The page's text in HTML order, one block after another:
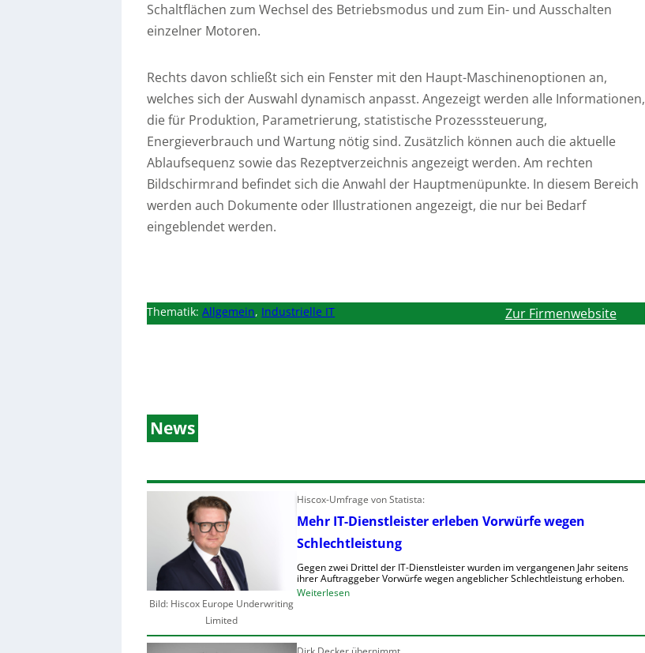
Schaltflächen zum Wechsel des Betriebsmodus und zum Ein- und Ausschalten
einzelner Motoren.
Rechts davon schließt sich ein Fenster mit den Haupt-Maschinenoptionen an,
welches sich der Auswahl dynamisch anpasst. Angezeigt werden alle Informationen,
die für Produktion, Parametrierung, statistische Prozesssteuerung,
Energieverbrauch und Wartung nötig sind. Zusätzlich können auch die aktuelle
Ablaufsequenz sowie das Rezeptverzeichnis angezeigt werden. Am rechten
Bildschirmrand befindet sich die Anwahl der Hauptmenüpunkte. In diesem Bereich
werden auch Dokumente oder Illustrationen angezeigt, die nur bei Bedarf
eingeblendet werden.
Thematik:Allgemein, Industrielle IT Zur Firmenwebsite
News
Bild: Hiscox Europe Underwriting
Limited
Hiscox-Umfrage von Statista:
Mehr IT-Dienstleister erleben Vorwürfe wegen
Schlechtleistung
Gegen zwei Drittel der IT-Dienstleister wurden im vergangenen Jahr seitens
ihrer Auftraggeber Vorwürfe wegen angeblicher Schlechtleistung erhoben.
Weiterlesen: